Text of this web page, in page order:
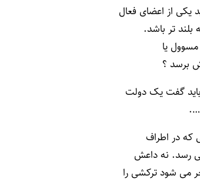
از اعضای فعال
تر باشد.
مسوول یا
برسد ؟
گفت یک دولت
که در اطراف
رسد. نه داعش
می شود ترکشی را